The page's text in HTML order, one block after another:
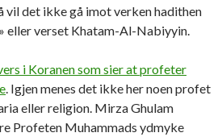
vil det ikke gå imot verken hadithen
eller verset Khatam-Al-Nabiyyin.
i Koranen som sier at profeter
. Igjen menes det ikke her noen profet
eller religion. Mirza Ghulam
Profeten Muhammads ydmyke